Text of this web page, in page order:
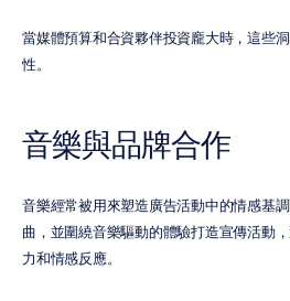
當媒體預算和合資夥伴投資龐大時，這些
性。
音樂與品牌合作
音樂經常被用來塑造廣告活動中的情感基
曲，並圍繞音樂驅動的體驗打造宣傳活動
力和情感反應。